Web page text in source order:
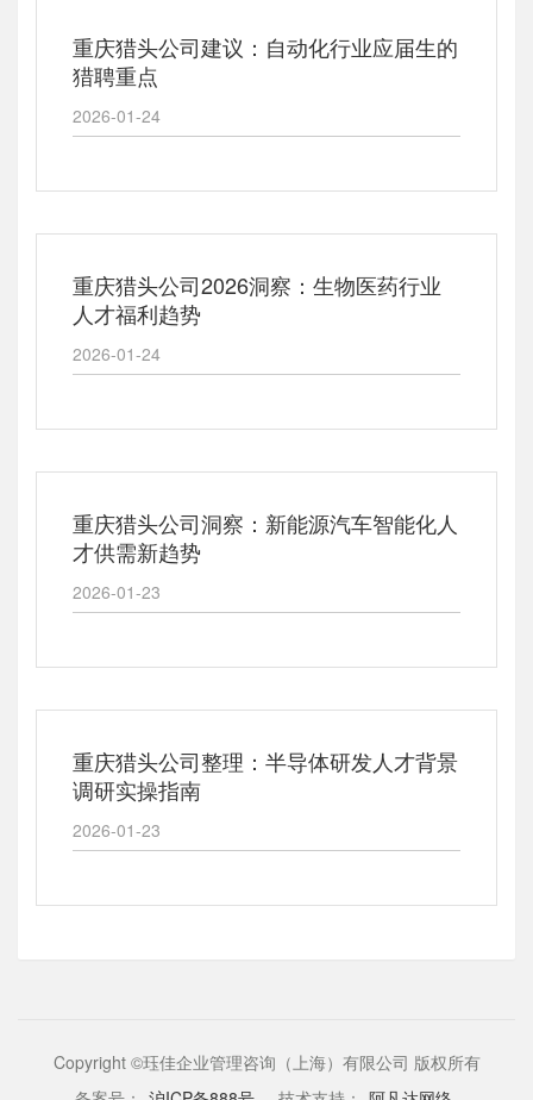
重庆猎头公司建议：自动化行业应届生的
猎聘重点
2026-01-24
重庆猎头公司2026洞察：生物医药行业
人才福利趋势
2026-01-24
重庆猎头公司洞察：新能源汽车智能化人
才供需新趋势
2026-01-23
重庆猎头公司整理：半导体研发人才背景
调研实操指南
2026-01-23
Copyright ©珏佳企业管理咨询（上海）有限公司 版权所有